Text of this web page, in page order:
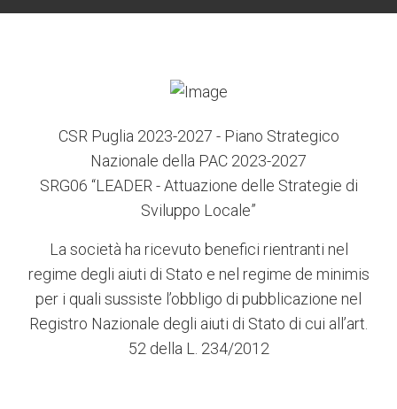
CSR Puglia 2023-2027 - Piano Strategico
Nazionale della PAC 2023-2027
SRG06 “LEADER - Attuazione delle Strategie di
Sviluppo Locale”
La società ha ricevuto benefici rientranti nel
regime degli aiuti di Stato e nel regime de minimis
per i quali sussiste l’obbligo di pubblicazione nel
Registro Nazionale degli aiuti di Stato di cui all’art.
52 della L. 234/2012